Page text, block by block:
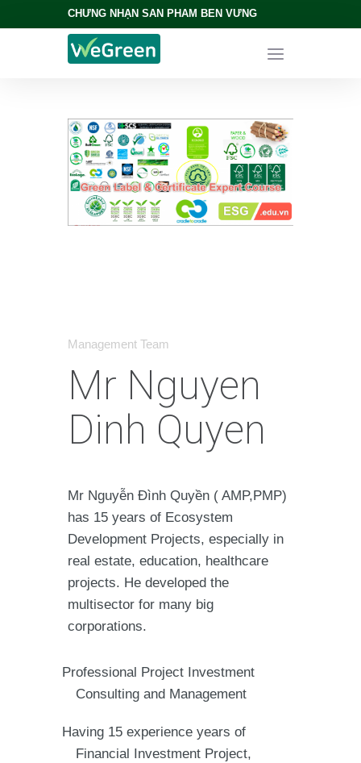
CHỨNG NHẬN SẢN PHẨM BỀN VỮNG
Management Team
Mr Nguyen
Dinh Quyen
Mr Nguyễn Đình Quyền ( AMP,PMP)
has 15 years of Ecosystem
Development Projects, especially in
real estate, education, healthcare
projects. He developed the
multisector for many big
corporations.
Professional Project Investment
Consulting and Management
Having 15 experience years of
Financial Investment Project,